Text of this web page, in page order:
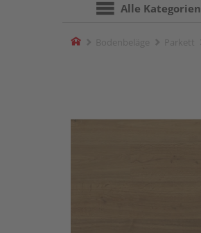
Alle Kategorien
Home